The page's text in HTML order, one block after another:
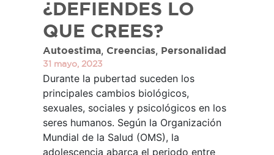
¿DEFIENDES LO
QUE CREES?
Autoestima, Creencias, Personalidad
31 mayo, 2023
Durante la pubertad suceden los
principales cambios biológicos,
sexuales, sociales y psicológicos en los
seres humanos. Según la Organización
Mundial de la Salud (OMS), la
adolescencia abarca el periodo entre